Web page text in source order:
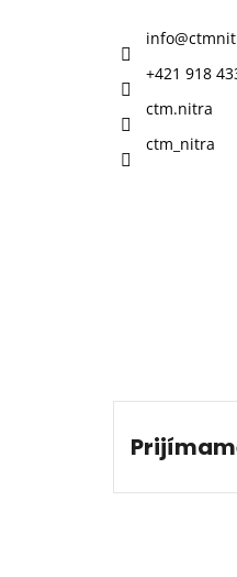
info@
+421 918
ctm.nitra
ctm_nitra